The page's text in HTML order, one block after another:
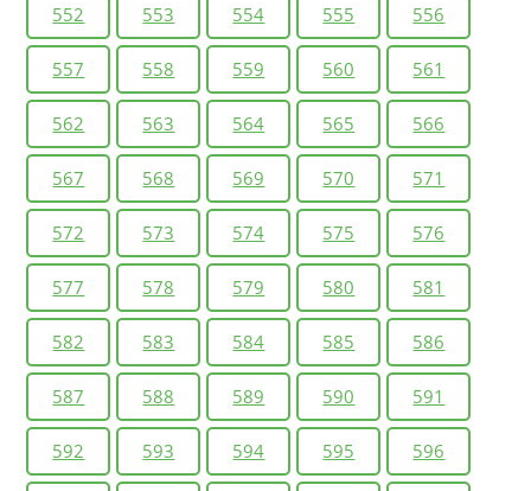
552 553 554 555 556
557 558 559 560 561
562 563 564 565 566
567 568 569 570 571
572 573 574 575 576
577 578 579 580 581
582 583 584 585 586
587 588 589 590 591
592 593 594 595 596